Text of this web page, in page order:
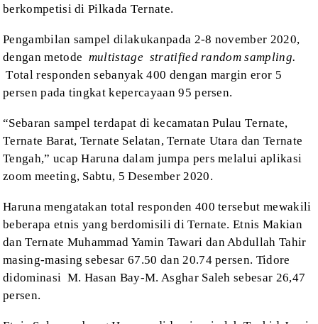
berkompetisi di Pilkada Ternate.
Pengambilan sampel dilakukanpada 2-8 november 2020,
denganmetode multistage stratified random sampling.
Total responden sebanyak 400 dengan margin eror 5
persen pada tingkat kepercayaan 95 persen.
“Sebaran sampel terdapat di kecamatanPulau Ternate,
Ternate Barat, Ternate Selatan, Ternate Utara dan Ternate
Tengah,” ucap Haruna dalam jumpa pers melalui aplikasi
zoom meeting, Sabtu, 5 Desember 2020.
Haruna mengatakan total responden 400 tersebut mewakili
beberapa etnis yang berdomisili di Ternate. Etnis Makian
dan Ternate Muhammad Yamin Tawari dan Abdullah Tahir
masing-masing sebesar 67.50 dan 20.74 persen. Tidore
didominasi M. Hasan Bay-M. Asghar Saleh sebesar 26,47
persen.